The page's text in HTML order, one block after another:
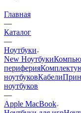
Главная
—
Каталог
—
Ноутбуки
New Ноутбуки
периферия
ноутбуковКабели
ноутбуков
—
Apple MacBook